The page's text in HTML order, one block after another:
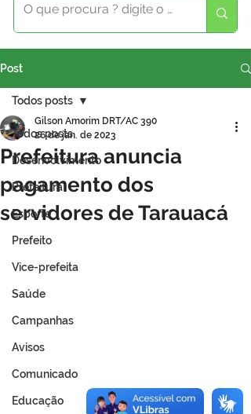
Post
Todos posts
Desenvolvimento
Prefeitura
Esporte
Prefeito
Vice-prefeita
Saúde
Campanhas
Avisos
Comunicado
Educação
Todos posts
Prefeitura anuncia
pagamento dos
servidores de Tarauacá
Gilson Amorim DRT/AC 390
26 de jan. de 2023